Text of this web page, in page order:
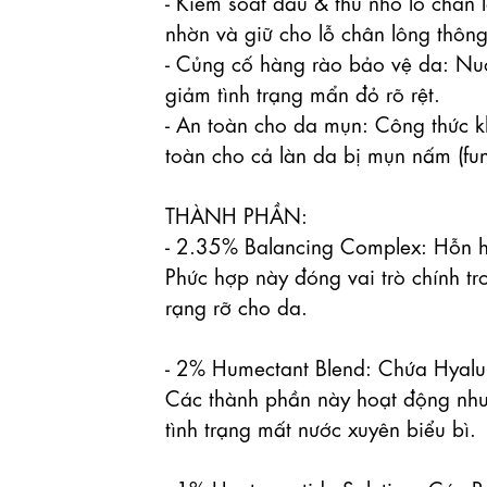
nhờn và giữ cho lỗ chân lông
- Củng cố hàng rào bảo vệ da:
giảm tình trạng mẩn đỏ rõ rệt.
- An toàn cho da mụn: Công thức
toàn cho cả làn da bị mụn nấm
THÀNH PHẦN:
- 2.35% Balancing Complex: Hỗn
Phức hợp này đóng vai trò chính
rạng rỡ cho da.
- 2% Humectant Blend: Chứa
Các thành phần này hoạt động
tình trạng mất nước xuyên biểu bì.